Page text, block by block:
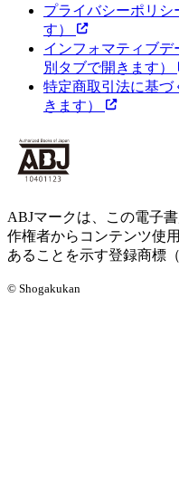
プライバシーポリシ
す）
インフォマティブデ
別タブで開きます）
特定商取引法に基づ
きます）
ABJマークは、この電子
作権者からコンテンツ使
あることを示す登録商標
© Shogakukan